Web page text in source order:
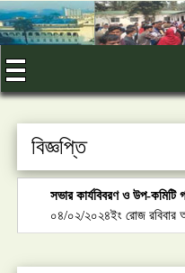
বিজ্ঞপ্তি
সভার কার্যবিবরণ ও উপ-কমিটি
০৪/০২/২০২৪ইং রোজ রবিবার